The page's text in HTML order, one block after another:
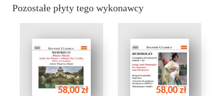
Pozostałe płyty tego wykonawcy
58,00 zł 58,00 zł